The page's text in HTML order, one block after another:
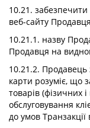
10.21.
веб-сайту
10.21.1. назву
Продавця на
10.21.2.
карти розуміє, що
товарів (фізичних
обслуговування
до умов